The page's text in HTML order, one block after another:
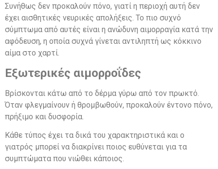
Συνήθως δεν προκαλούν πόνο, γιατί η περιοχή αυτή δεν
έχει αισθητικές νευρικές απολήξεις. Το πιο συχνό
σύμπτωμα από αυτές είναι η ανώδυνη αιμορραγία κατά την
αφόδευση, η οποία συχνά γίνεται αντιληπτή ως κόκκινο
αίμα στο χαρτί.
Εξωτερικές αιμορροΐδες
Βρίσκονται κάτω από το δέρμα γύρω από τον πρωκτό.
Όταν φλεγμαίνουν ή θρομβωθούν, προκαλούν έντονο πόνο,
πρήξιμο και δυσφορία.
Κάθε τύπος έχει τα δικά του χαρακτηριστικά και ο
γιατρός μπορεί να διακρίνει ποιος ευθύνεται για τα
συμπτώματα που νιώθει κάποιος.